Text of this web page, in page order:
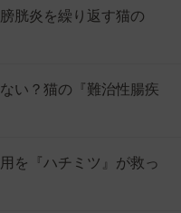
胱炎を繰り返す猫の
い？猫の『難治性腸疾
を『ハチミツ』が救っ